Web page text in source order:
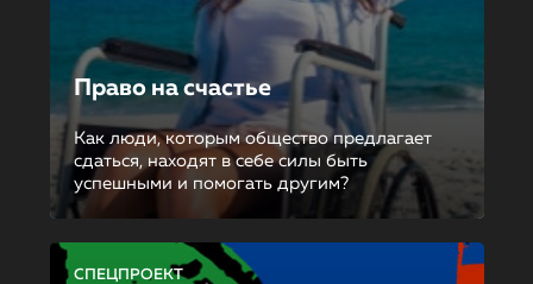
Право на счастье
Как люди, которым общество предлагает
сдаться, находят в себе силы быть
успешными и помогать другим?
СПЕЦПРОЕКТ